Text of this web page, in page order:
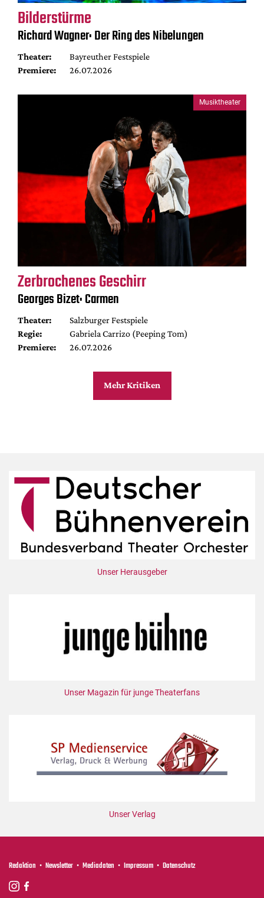
Bilderstürme
Richard Wagner: Der Ring des Nibelungen
Theater:
Bayreuther Festspiele
Premiere:
26.07.2026
Musiktheater
Zerbrochenes Geschirr
Georges Bizet: Carmen
Theater:
Salzburger Festspiele
Regie:
Gabriela Carrizo (Peeping Tom)
Premiere:
26.07.2026
Mehr Kritiken
Unser Herausgeber
Unser Magazin für junge Theaterfans
Unser Verlag
Redaktion Newsletter Mediadaten Impressum Datenschutz